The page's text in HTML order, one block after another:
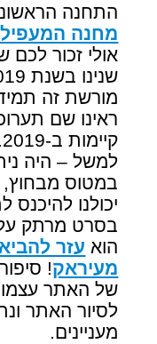
התחנה
מחנה
אולי זכור לכם
מורשת זה
ראינו שם
למשל – היה
במטוס מבחוץ,
יכולנו להיכנס
בסרט מרתק
הוא עזר
מעיראק!
של האתר עצמו
לסיור האתר
מעניינים.